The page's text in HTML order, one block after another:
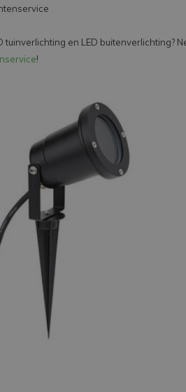
tuinverlichting en LED buitenverlichting?
!